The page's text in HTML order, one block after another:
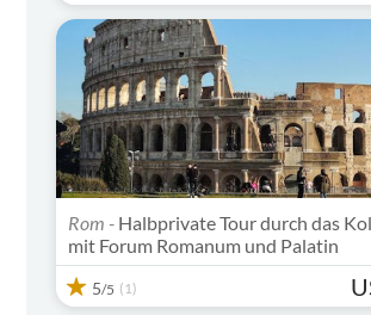
Rom - Halbprivate Tour durch das
mit Forum Romanum und Palatin
5/5 (1)